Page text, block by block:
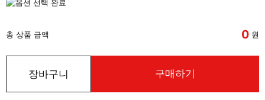
총 상품 금액 0 원
장바구니 구매하기